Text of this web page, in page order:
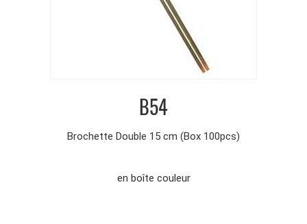
B54
Brochette Double 15 cm (Box 100pcs)
en boîte couleur